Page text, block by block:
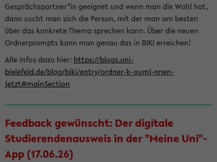
Gesprächspartner*in geeignet und wenn man die Wahl hat,
dann sucht man sich die Person, mit der man am besten
über das konkrete Thema sprechen kann. Über die neuen
Ordnerprompts kann man genau das in BIKI erreichen!
Alle Infos dazu hier: https://blogs.uni-
bielefeld.de/blog/biki/entry/ordner-k-ouml-nnen-
jetzt#mainSection
Feedback gewünscht: Der digitale
Studierendenausweis in der "Meine Uni"-
App (17.06.26)